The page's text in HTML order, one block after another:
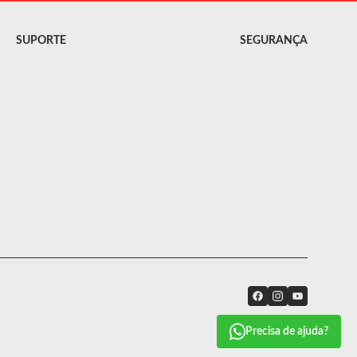
Precisa de ajuda?
SUPORTE SEGURANÇA